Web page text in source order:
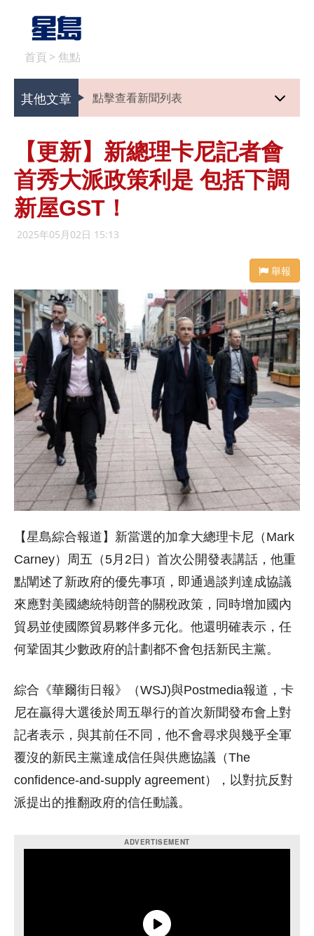
首頁 > 焦點
其他文章 點擊查看新聞列表
【更新】新總理卡尼記者會
首秀大派政策利是 包括下調
新屋GST！
2025年05月02日 15:13
舉報
【星島綜合報道】新當選的加拿大總理卡尼（Mark
Carney）周五（5月2日）首次公開發表講話，他重
點闡述了新政府的優先事項，即通過談判達成協議
來應對美國總統特朗普的關稅政策，同時增加國內
貿易並使國際貿易夥伴多元化。他還明確表示，任
何鞏固其少數政府的計劃都不會包括新民主黨。
綜合《華爾街日報》（WSJ)與Postmedia報道，卡
尼在贏得大選後於周五舉行的首次新聞發布會上對
記者表示，與其前任不同，他不會尋求與幾乎全軍
覆沒的新民主黨達成信任與供應協議（The
confidence-and-supply agreement），以對抗反對
派提出的推翻政府的信任動議。